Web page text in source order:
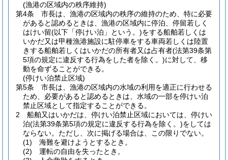
(漁港の区域内の秩序維持)
第4条
市長は、漁港の区域内の秩序の維持のため、特に必要
があると認めるときは、漁港の区域内に停泊、停留若しく
はけい留(以下「停けい泊」という。)をする船舶若しくは
いかだ又は甲種漁港施設に駐停車をする車両若しくは陸置
きする船舶若しくはいかだの所有者又は占有者(法第39条第
5項の規定に違反する行為をした者を除く。)に対して、移
動を命ずることができる。
(停けい泊禁止区域)
第5条
市長は、漁港の区域内の水域の利用を適正に行わせる
ため、必要があると認めるときは、水域の一部を停けい泊
禁止区域として指定することができる。
2
船舶又はいかだは、停けい泊禁止区域においては、停けい
泊(法第39条第5項の規定に違反する行為を除く。)をしては
ならない。 ただし、次に掲げる場合は、この限りでない。
(1)
海難を避けようとするとき。
(2)
運転の自由を失ったとき。